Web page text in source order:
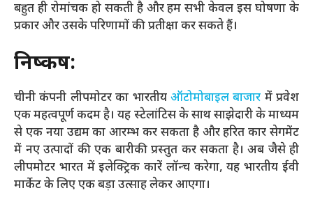
बहुत ही रोमांचक हो सकती है और हम सभी केवल इस घोषणा के
प्रकार और उसके परिणामों की प्रतीक्षा कर सकते हैं।
निष्कर्ष:
चीनी कंपनी लीपमोटर का भारतीय ऑटोमोबाइल बाजार में प्रवेश
एक महत्वपूर्ण कदम है। यह स्टेलांटिस के साथ साझेदारी के माध्यम
से एक नया उद्यम का आरम्भ कर सकता है और हरित कार सेगमेंट
में नए उत्पादों की एक बारीकी प्रस्तुत कर सकता है। अब जैसे ही
लीपमोटर भारत में इलेक्ट्रिक कारें लॉन्च करेगा, यह भारतीय ईवी
मार्केट के लिए एक बड़ा उत्साह लेकर आएगा।